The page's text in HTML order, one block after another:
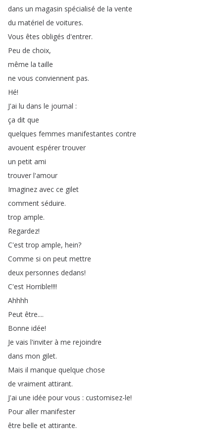
dans un magasin spécialisé de la vente
du matériel de voitures.
Vous êtes obligés d'entrer.
Peu de choix,
même la taille
ne vous conviennent pas.
Hé!
J'ai lu dans le journal :
ça dit que
quelques femmes manifestantes contre
avouent espérer trouver
un petit ami
trouver l'amour
Imaginez avec ce gilet
comment séduire.
trop ample.
Regardez!
C'est trop ample, hein?
Comme si on peut mettre
deux personnes dedans!
C'est Horrible!!!!
Ahhhh
Peut être....
Bonne idée!
Je vais l'inviter à me rejoindre
dans mon gilet.
Mais il manque quelque chose
de vraiment attirant.
J'ai une idée pour vous : customisez-le!
Pour aller manifester
être belle et attirante.